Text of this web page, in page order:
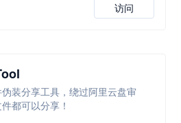
访问
装分享工具，绕过阿里云盘审
都可以分享！